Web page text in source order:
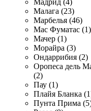
Мадрид (4)
Малага (23)
Марбелья (46)
Мас Фуматас (1)
Мачер (1)
Морайра (3)
Ондаррибия (2)
Оропеса дель
(2)
Пау (1)
Плайя Бланка
Пунта Прима